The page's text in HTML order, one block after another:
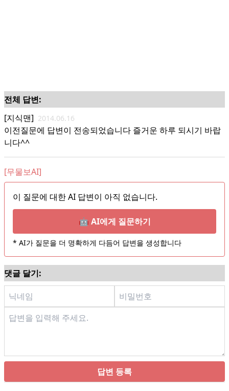
전체 답변:
[지식맨] 2014.06.16
이전질문에 답변이 전송되었습니다 즐거운 하루 되시기 바랍
니다^^
[무물보AI]
이 질문에 대한 AI 답변이 아직 없습니다.
🤖 AI에게 질문하기
* AI가 질문을 더 명확하게 다듬어 답변을 생성합니다
댓글 달기:
답변 등록